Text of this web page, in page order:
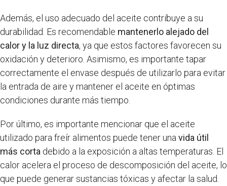
Además, el uso adecuado del aceite contribuye a su
durabilidad. Es recomendable mantenerlo alejado del
calor y la luz directa, ya que estos factores favorecen su
oxidación y deterioro. Asimismo, es importante tapar
correctamente el envase después de utilizarlo para evitar
la entrada de aire y mantener el aceite en óptimas
condiciones durante más tiempo.
Por último, es importante mencionar que el aceite
utilizado para freír alimentos puede tener una vida útil
más corta debido a la exposición a altas temperaturas. El
calor acelera el proceso de descomposición del aceite, lo
que puede generar sustancias tóxicas y afectar la salud.